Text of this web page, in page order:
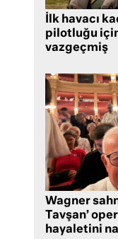
İlk havacı
pilotluğu
vazgeçmiş
Wagner
Tavşan’
hayaletini